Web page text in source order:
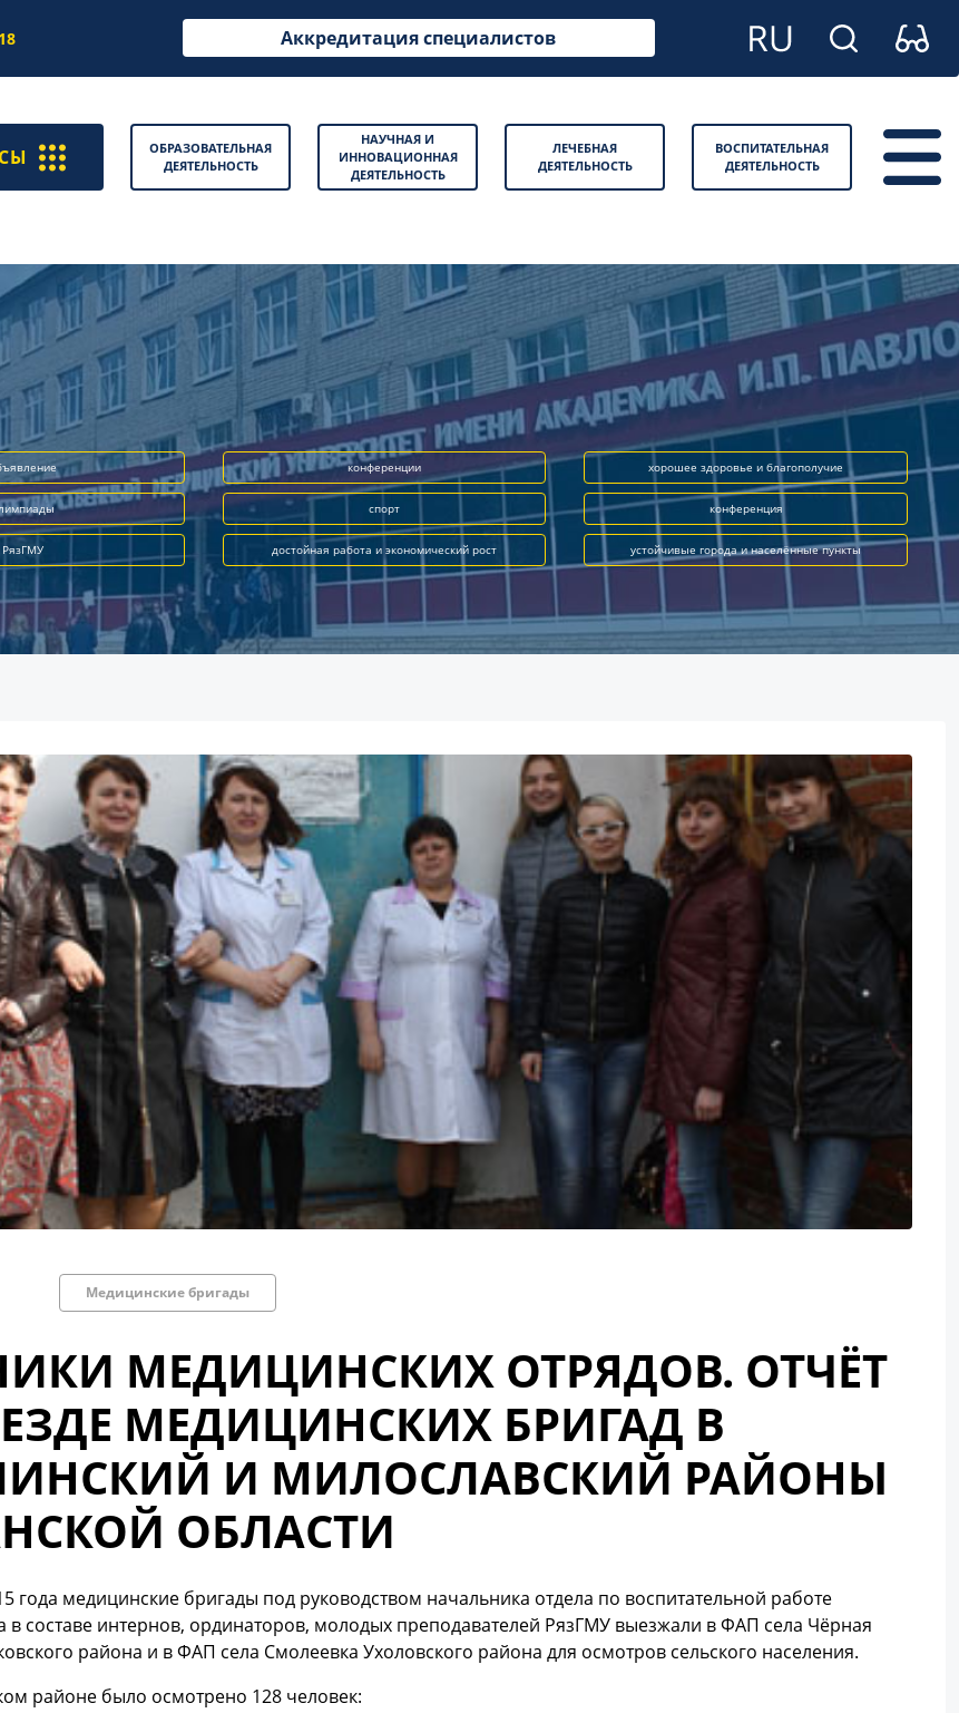
Аккредитация специалистов
ОБРАЗОВАТЕЛЬНАЯ
ДЕЯТЕЛЬНОСТЬ
НАУЧНАЯ И
ИННОВАЦИОННАЯ
ДЕЯТЕЛЬНОСТЬ
ЛЕЧЕБНАЯ
ДЕЯТЕЛЬНОСТЬ
ВОСПИТАТЕЛЬНАЯ
ДЕЯТЕЛЬНОСТЬ
конференции хорошее здоровье и благополучие
спорт конференция
РязГМУ достойная работа и экономический рост устойчивые города и населённые пункты
Медицинские бригады
МЕДИЦИНСКИХ ОТРЯДОВ. ОТЧЁТ
МЕДИЦИНСКИХ БРИГАД В
И МИЛОСЛАВСКИЙ РАЙОНЫ
ОБЛАСТИ
года медицинские бригады под руководством начальника отдела по воспитательной работе
в составе интернов, ординаторов, молодых преподавателей РязГМУ выезжали в ФАП села Чёрная
района и в ФАП села Смолеевка Ухоловского района для осмотров сельского населения.
районе было осмотрено 128 человек: